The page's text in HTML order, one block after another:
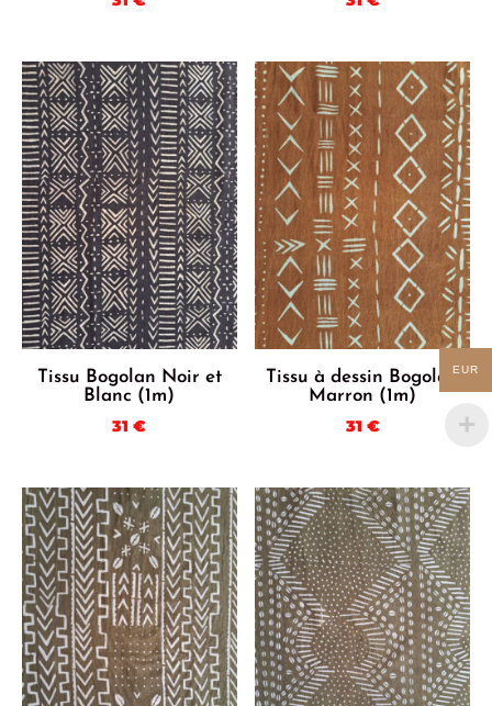
Tissu Bogolan Noir et
Blanc (1m)
31€
Tissu à dessin Bogolan
Marron (1m)
31 €
EUR